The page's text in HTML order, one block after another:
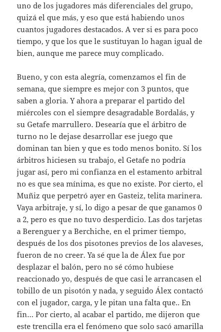
uno de los jugadores más diferenciales del grupo,
quizá el que más, y eso que está habiendo unos
cuantos jugadores destacados. A ver si es para poco
tiempo, y que los que le sustituyan lo hagan igual de
bien, aunque me parece muy complicado.
Bueno, y con esta alegría, comenzamos el fin de
semana, que siempre es mejor con 3 puntos, que
saben a gloria. Y ahora a preparar el partido del
miércoles con el siempre desagradable Bordalás, y
su Getafe marrullero. Desearía que el árbitro de
turno no le dejase desarrollar ese juego que
dominan tan bien y que es todo menos bonito. Sí los
árbitros hiciesen su trabajo, el Getafe no podría
jugar así, pero mi confianza en el estamento arbitral
no es que sea mínima, es que no existe. Por cierto, el
Muñiz que perpetró ayer en Gasteiz, telita marinera.
Vaya arbitraje, y sí, lo digo a pesar de que ganamos 0
a 2, pero es que no tuvo desperdicio. Las dos tarjetas
a Berenguer y a Berchiche, en el primer tiempo,
después de los dos pisotones previos de los alaveses,
fueron de no creer. Ya sé que la de Álex fue por
desplazar el balón, pero no sé cómo hubiese
reaccionado yo, después de que casi le arrancasen el
tobillo de un pisotón y nada, y seguido Álex contactó
con el jugador, carga, y le pitan una falta que.. En
fin… Por cierto, al acabar el partido, me dijeron que
este trencilla era el fenómeno que solo sacó amarilla